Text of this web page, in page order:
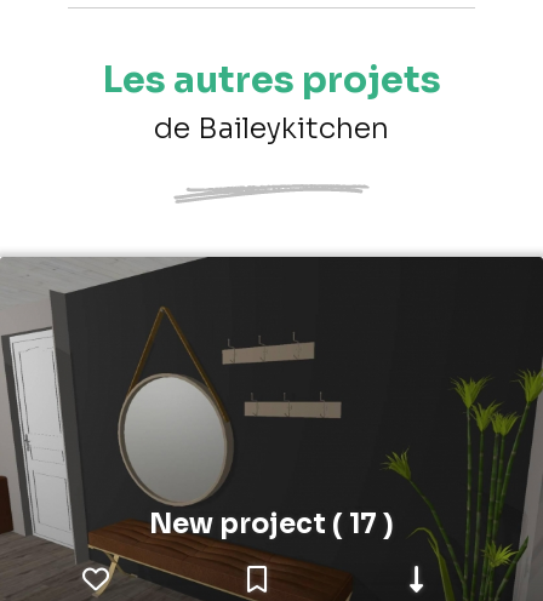
Les autres projets
de Baileykitchen
New project ( 17 )